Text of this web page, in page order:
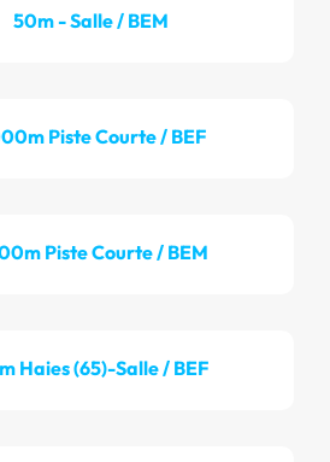
50m - Salle / BEM
Piste Courte / BEF
Piste Courte / BEM
Haies (65)-Salle / BEF